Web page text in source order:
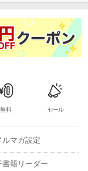
の疑問
無料 セール
ルマガ設定
書籍リーダー